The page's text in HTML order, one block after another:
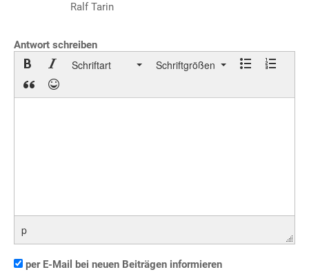
Ralf Tarin
Antwort schreiben
Schriftart Schriftgrößen
p
per E-Mail bei neuen Beiträgen informieren